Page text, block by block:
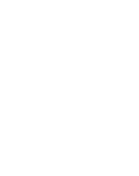
huurprijs van het
stoel
uw vakantie in
van het huis)